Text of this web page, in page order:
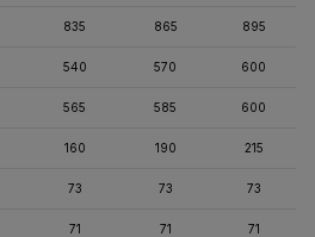
835 865 895
540 570 600
565 585 600
160 190 215
73 73 73
71 71 71